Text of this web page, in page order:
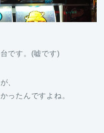
です。(嘘です)
、
ったんですよね。